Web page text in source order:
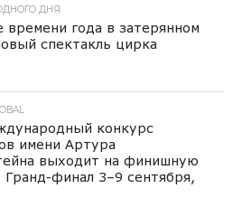
ДНЯ
времени года в затерянном
спектакль цирка
конкурс
имени Артура
выходит на финишную
финал 3–9 сентября,